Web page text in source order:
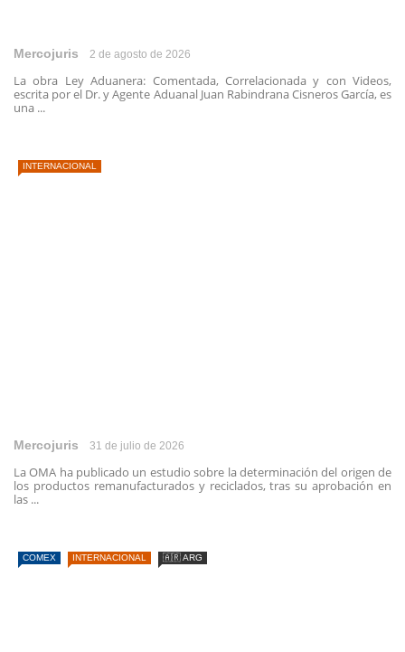
Mercojuris 2 de agosto de 2026
La obra Ley Aduanera: Comentada, Correlacionada y con Videos,
escrita por el Dr. y Agente Aduanal Juan Rabindrana Cisneros García, es
una ...
INTERNACIONAL
Mercojuris 31 de julio de 2026
La OMA ha publicado un estudio sobre la determinación del origen de
los productos remanufacturados y reciclados, tras su aprobación en
las ...
COMEX INTERNACIONAL 🇦🇷 ARG